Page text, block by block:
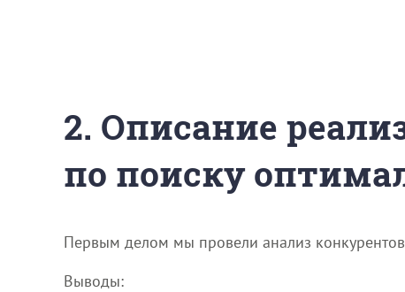
2. Описание
по поиску
Первым делом мы провели анализ
Выводы: